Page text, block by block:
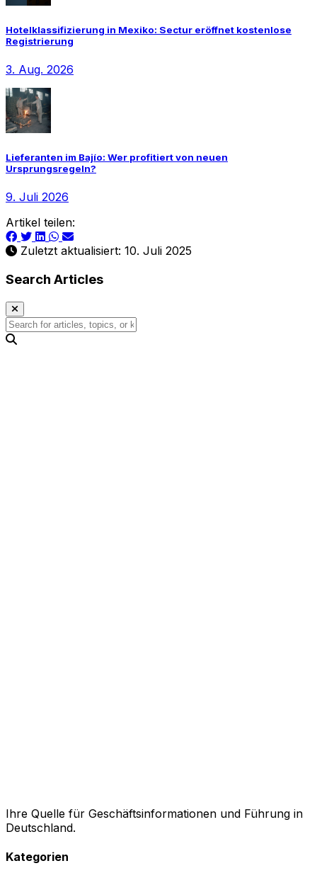
Hotelklassifizierung in Mexiko: Sectur eröffnet kostenlose
Registrierung
3. Aug. 2026
Lieferanten im Bajío: Wer profitiert von neuen
Ursprungsregeln?
9. Juli 2026
Artikel teilen:
Zuletzt aktualisiert: 10. Juli 2025
Search Articles
Ihre Quelle für Geschäftsinformationen und Führung in
Deutschland.
Kategorien